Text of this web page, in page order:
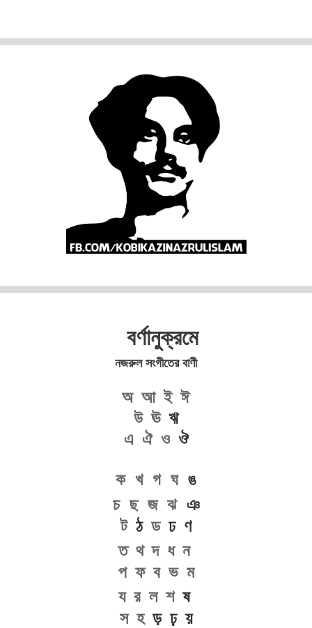
বর্ণানুক্রমে
নজরুল সংগীতের বাণী
অ আ ই ঈ
উ ঊঋ
এ ঐ ওঔ
ক খ গ ঘঙ
চ ছ জ ঝঞ
টঠ ডঢ ণ
ত থ দ ধ ন
প ফ ব ভ ম
য র ল শষ
স হড় ঢ় য়